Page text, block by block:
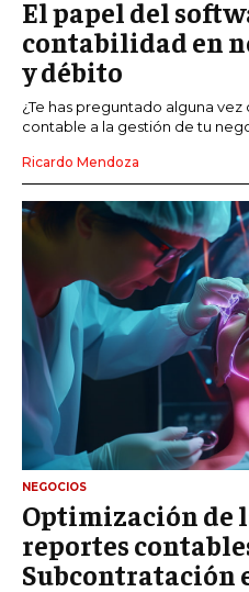
El papel del
contabilidad en
y débito
¿Te has preguntado alguna
contable a la gestión de tu
Ricardo Mendoza
NEGOCIOS
Optimización de
reportes
Subcontratación